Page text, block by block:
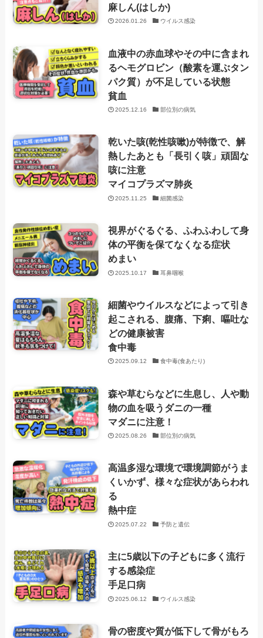
麻しん(はしか)
2026.01.26 ウイルス感染
血液中の赤血球やその中に含まれ
るヘモグロビン（酸素を運ぶタン
パク質）が不足している状態
貧血
2025.12.16 部位別の病気
乾いた咳(乾性咳嗽)が特徴で、解
熱したあとも「長引く咳」頑固な
咳に注意
マイコプラズマ肺炎
2025.11.25 細菌感染
視界がぐるぐる、ふわふわして身
体の平衡を保てなくなる症状
めまい
2025.10.17 耳鼻咽喉
細菌やウイルスなどによって引き
起こされる、腹痛、下痢、嘔吐な
どの健康被害
食中毒
2025.09.12 食中毒(食あたり)
森や草むらなどに生息し、人や動
物の血を吸うダニの一種
マダニに注意！
2025.08.26 部位別の病気
高温多湿な環境で環境調節がうま
くいかず、様々な症状があらわれ
る
熱中症
2025.07.22 予防と遺伝
主に5歳以下の子どもに多く流行
する感染症
手足口病
2025.06.12 ウイルス感染
骨の密度や質が低下して骨がもろ